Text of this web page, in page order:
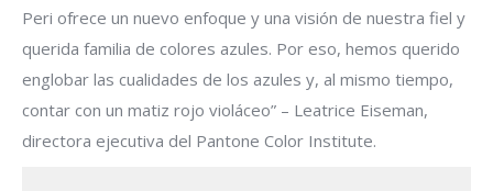
Peri ofrece un nuevo enfoque y una visión de nuestra fiel y
querida familia de colores azules. Por eso, hemos querido
englobar las cualidades de los azules y, al mismo tiempo,
contar con un matiz rojo violáceo” – Leatrice Eiseman,
directora ejecutiva del Pantone Color Institute.